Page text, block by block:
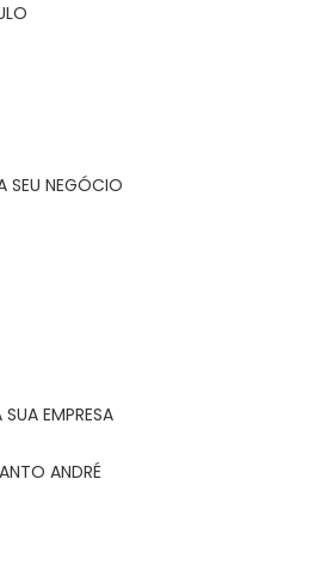
SEU NEGÓCIO
EMPRESA
ANDRÉ